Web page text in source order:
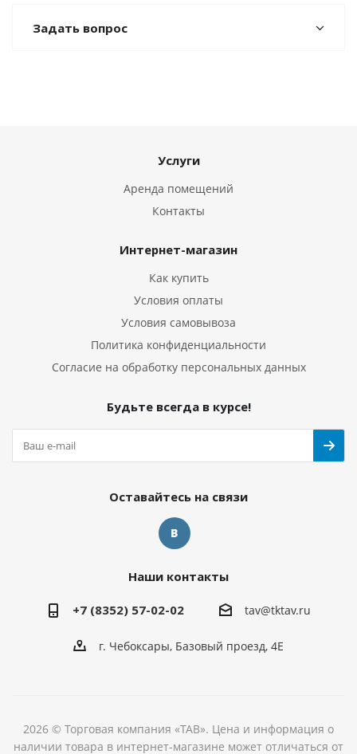
Задать вопрос
Услуги
Аренда помещений
Контакты
Интернет-магазин
Как купить
Условия оплаты
Условия самовывоза
Политика конфиденциальности
Согласие на обработку персональных данных
Будьте всегда в курсе!
Оставайтесь на связи
Наши контакты
+7 (8352) 57-02-02 tav@tktav.ru
г. Чебоксары, Базовый проезд, 4Е
2026 © Торговая компания «ТАВ». Цена и информация о
наличии товара в интернет-магазине может отличаться от